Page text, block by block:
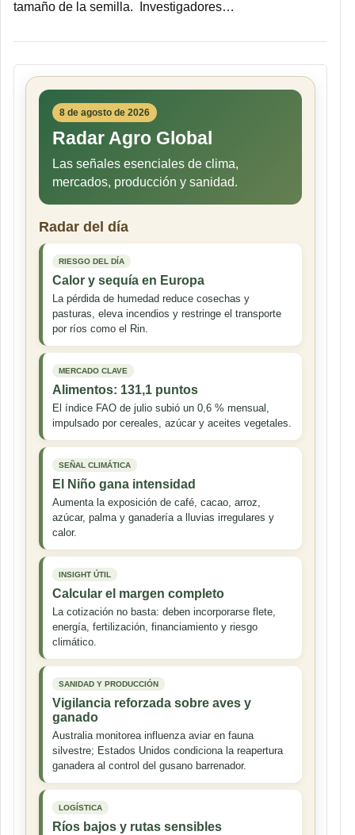
tamaño de la semilla. Investigadores…
8 de agosto de 2026
Radar Agro Global
Las señales esenciales de clima,
mercados, producción y sanidad.
Radar del día
RIESGO DEL DÍA
Calor y sequía en Europa
La pérdida de humedad reduce cosechas y
pasturas, eleva incendios y restringe el transporte
por ríos como el Rin.
MERCADO CLAVE
Alimentos: 131,1 puntos
El índice FAO de julio subió un 0,6 % mensual,
impulsado por cereales, azúcar y aceites vegetales.
SEÑAL CLIMÁTICA
El Niño gana intensidad
Aumenta la exposición de café, cacao, arroz,
azúcar, palma y ganadería a lluvias irregulares y
calor.
INSIGHT ÚTIL
Calcular el margen completo
La cotización no basta: deben incorporarse flete,
energía, fertilización, financiamiento y riesgo
climático.
SANIDAD Y PRODUCCIÓN
Vigilancia reforzada sobre aves y
ganado
Australia monitorea influenza aviar en fauna
silvestre; Estados Unidos condiciona la reapertura
ganadera al control del gusano barrenador.
LOGÍSTICA
Ríos bajos y rutas sensibles